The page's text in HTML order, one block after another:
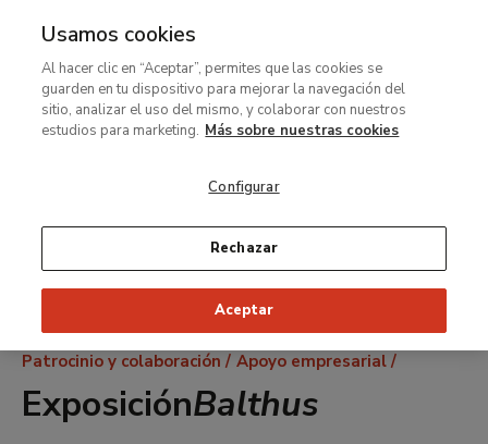
MENÚ
contenido
principal
Ruta
de
navegación
Patrocinio y colaboración Apoyo empresarial
ExposiciónBalthus
Usamos cookies
Al hacer clic en “Aceptar”, permites que las cookies se
guarden en tu dispositivo para mejorar la navegación del
sitio, analizar el uso del mismo, y colaborar con nuestros
estudios para marketing. Más sobre nuestras cookies
Configurar
Rechazar
Aceptar